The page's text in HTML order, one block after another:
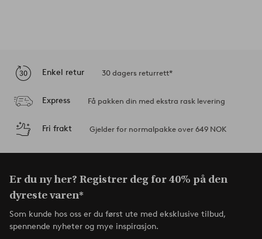
Enkel retur 30 dagers returrett*
Express Få pakken din med ekstra rask levering
Fri frakt Gjelder for normalpakke over 649 NOK
Er du ny her? Registrer deg for 40% på den
dyreste varen*
Som kunde hos oss er du først ute med eksklusive tilbud,
spennende nyheter og mye inspirasjon.